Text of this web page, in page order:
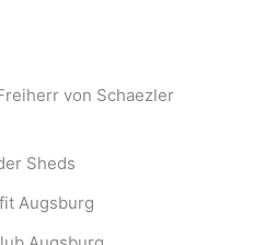
von Schaezler
Sheds
Augsburg